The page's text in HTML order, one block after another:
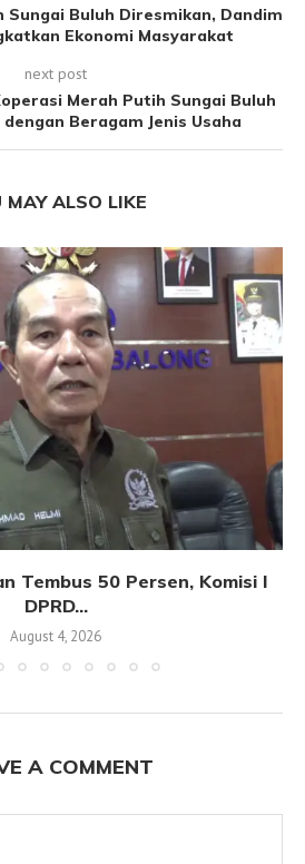
Sungai Buluh Diresmikan, Dandim
Ekonomi Masyarakat
next post
Merah Putih Sungai Buluh
Beragam Jenis Usaha
MAY ALSO LIKE
Tembus 50 Persen, Komisi I
DPRD...
August 4, 2026
A COMMENT